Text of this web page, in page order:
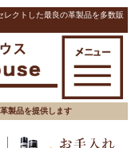
クトした最良の革製品を多数販
製品を提供します